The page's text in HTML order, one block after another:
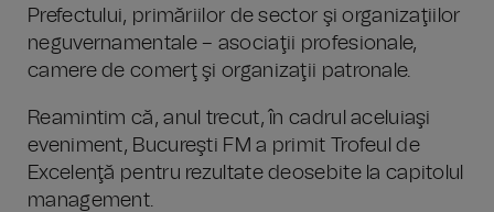
Prefectului, primăriilor de sector şi organizaţiilor
neguvernamentale – asociaţii profesionale,
camere de comerţ şi organizaţii patronale.
Reamintim că, anul trecut, în cadrul aceluiaşi
eveniment, Bucureşti FM a primit Trofeul de
Excelenţă pentru rezultate deosebite la capitolul
management.